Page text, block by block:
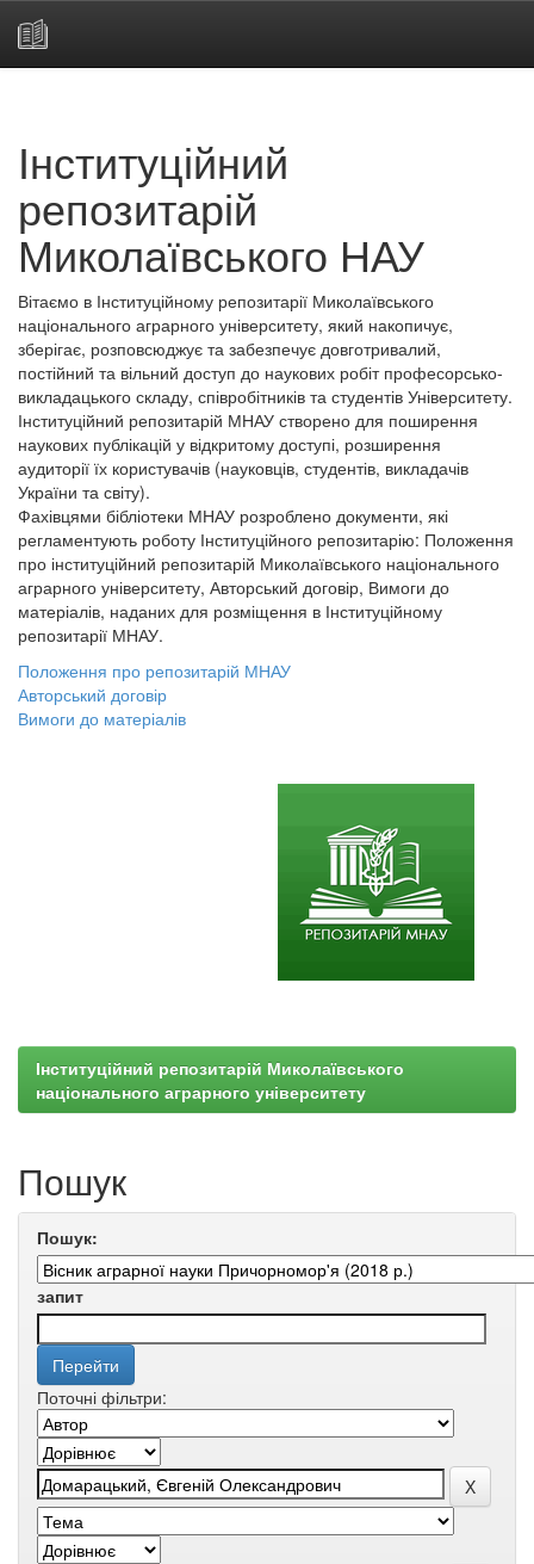
Інституційний
репозитарій
Миколаївського НАУ
Вітаємо в Інституційному репозитарії Миколаївського
національного аграрного університету, який накопичує,
зберігає, розповсюджує та забезпечує довготривалий,
постійний та вільний доступ до наукових робіт професорсько-
викладацького складу, співробітників та студентів Університету.
Інституційний репозитарій МНАУ створено для поширення
наукових публікацій у відкритому доступі, розширення
аудиторії їх користувачів (науковців, студентів, викладачів
України та світу).
Фахівцями бібліотеки МНАУ розроблено документи, які
регламентують роботу Інституційного репозитарію: Положення
про інституційний репозитарій Миколаївського національного
аграрного університету, Авторський договір, Вимоги до
матеріалів, наданих для розміщення в Інституційному
репозитарії МНАУ.
Положення про репозитарій МНАУ
Авторський договір
Вимоги до матеріалів
Інституційний репозитарій Миколаївського
національного аграрного університету
Пошук
Пошук:
запит
Поточні фільтри: